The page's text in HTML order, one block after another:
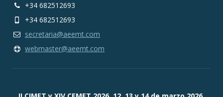
+34 682512693
+34 682512693
secretaria@aeemt.com
webmaster@aeemt.com